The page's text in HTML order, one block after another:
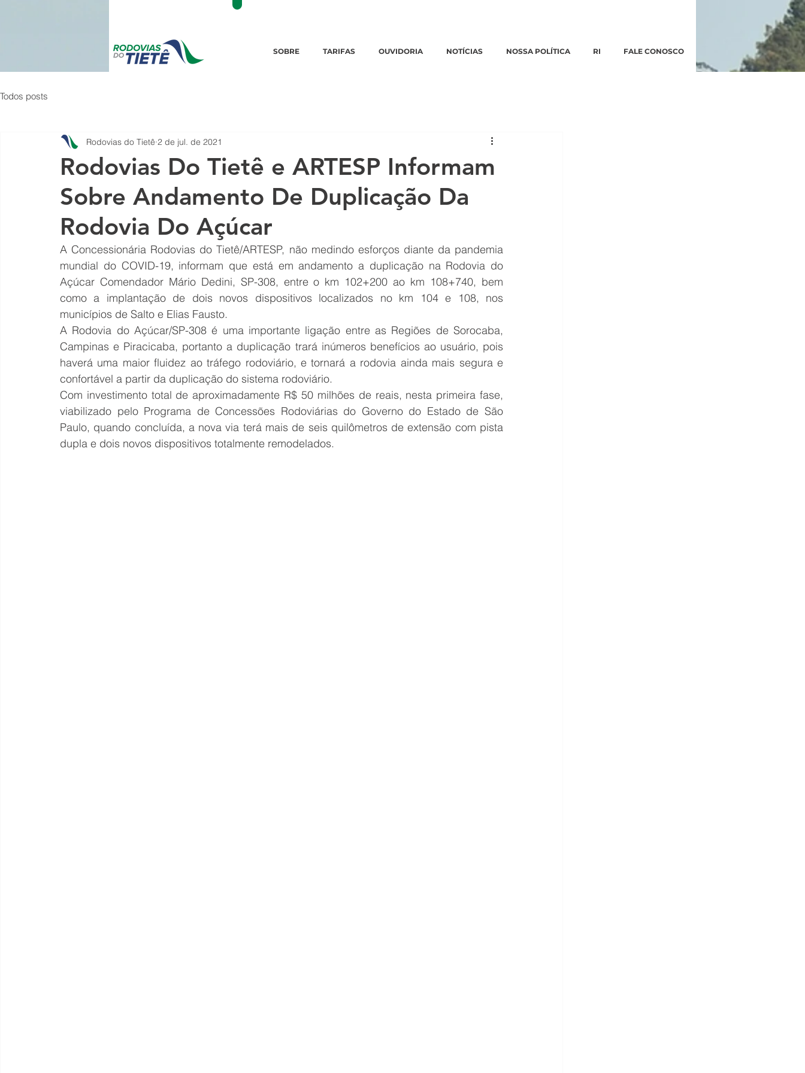
SOBRE TARIFAS OUVIDORIA NOTÍCIAS NOSSA POLÍTICA RI FALE CONOSCO
Todos posts
Rodovias Do Tietê e ARTESP Informam
Sobre Andamento De Duplicação Da
Rodovia Do Açúcar
Rodovias do Tietê 2 de jul. de 2021
A Concessionária Rodovias do Tietê/ARTESP, não medindo esforços diante da pandemia
mundial do COVID-19, informam que está em andamento a duplicação na Rodovia do
Açúcar Comendador Mário Dedini, SP-308, entre o km 102+200 ao km 108+740, bem
como a implantação de dois novos dispositivos localizados no km 104 e 108, nos
municípios de Salto e Elias Fausto.
A Rodovia do Açúcar/SP-308 é uma importante ligação entre as Regiões de Sorocaba,
Campinas e Piracicaba, portanto a duplicação trará inúmeros benefícios ao usuário, pois
haverá uma maior fluidez ao tráfego rodoviário, e tornará a rodovia ainda mais segura e
confortável a partir da duplicação do sistema rodoviário.
Com investimento total de aproximadamente R$ 50 milhões de reais, nesta primeira fase,
viabilizado pelo Programa de Concessões Rodoviárias do Governo do Estado de São
Paulo, quando concluída, a nova via terá mais de seis quilômetros de extensão com pista
dupla e dois novos dispositivos totalmente remodelados.